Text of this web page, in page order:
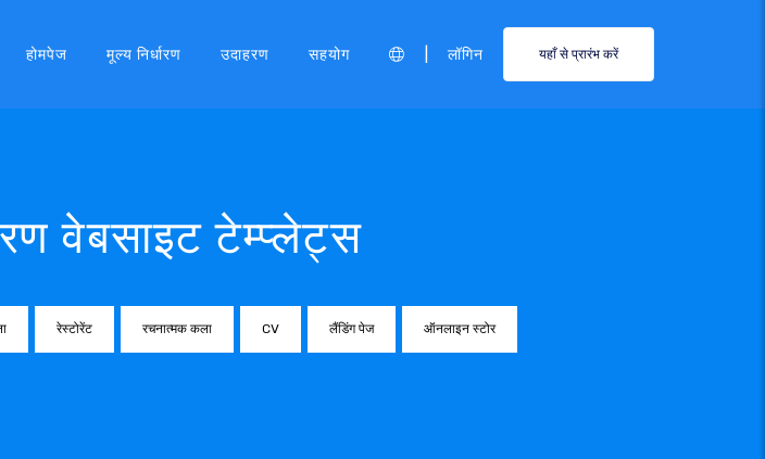
होमपेज मूल्य निर्धारण उदाहरण सहयोग लॉगिन यहाँ से प्रारंभ करें
वेबसाइट टेम्प्लेट्स
रेस्टोरेंट रचनात्मक कला CV लैंडिंग पेज ऑनलाइन स्टोर